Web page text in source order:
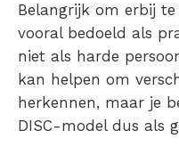
Belangrijk om erbij
vooral bedoeld als
niet als harde
kan helpen om
herkennen, maar je
DISC-model dus als